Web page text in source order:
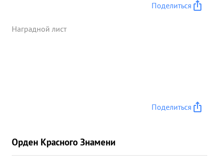
Поделиться
Наградной лист
Поделиться
Орден Красного Знамени